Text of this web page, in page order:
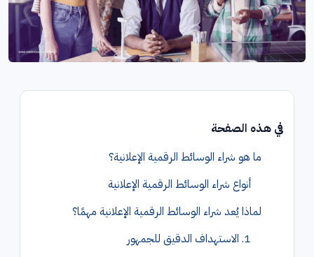
في هذه الصفحة
ما هو شراء الوسائط الرقمية الإعلانية؟
أنواع شراء الوسائط الرقمية الإعلانية
لماذا يُعد شراء الوسائط الرقمية الإعلانية مهمًا؟
1. الاستهداف الدقيق للجمهور